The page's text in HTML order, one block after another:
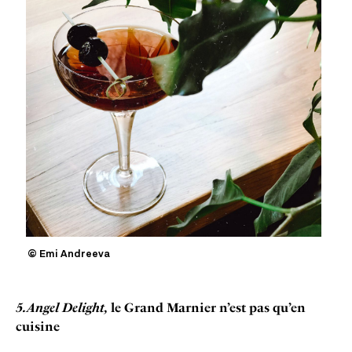
© Emi Andreeva
5. Angel Delight, le Grand Marnier n’est pas qu’en
cuisine